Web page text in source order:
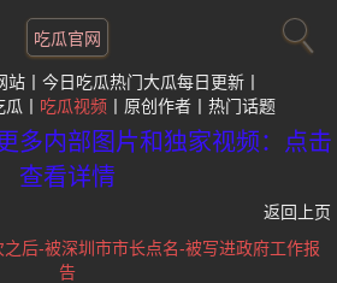
吃瓜官网
站
今日吃瓜热门大瓜每日更新
瓜 吃瓜视频 原创作者 热门话题
多内部图片和独家视频：点击
查看详情
返回上页
后-被深圳市市长点名-被写进政府工作报
告